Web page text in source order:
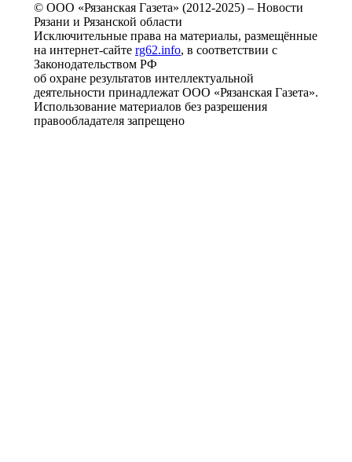
© ООО «Рязанская Газета» (2012-2025) – Новости
Рязани и Рязанской области
Исключительные права на материалы, размещённые
на интернет-сайте rg62.info, в соответствии с
Законодательством РФ
об охране результатов интеллектуальной
деятельности принадлежат ООО «Рязанская Газета».
Использование материалов без разрешения
правообладателя запрещено